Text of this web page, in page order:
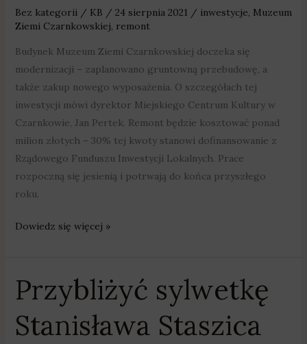
Bez kategorii/ KB / 24 sierpnia 2021 / inwestycje, Muzeum
Ziemi Czarnkowskiej, remont
Budynek Muzeum Ziemi Czarnkowskiej doczeka się
modernizacji – zaplanowano gruntowną przebudowę, a
także zakup nowego wyposażenia. O szczegółach tej
inwestycji mówi dyrektor Miejskiego Centrum Kultury w
Czarnkowie, Jan Pertek. Remont będzie kosztować ponad
milion złotych – 30% tej kwoty stanowi dofinansowanie z
Rządowego Funduszu Inwestycji Lokalnych. Prace
rozpoczną się jesienią i potrwają do końca przyszłego
roku.
Dowiedz się więcej »
Przybliżyć sylwetkę
Stanisława Staszica
Przybliżyć
sylwetkę
Stanisława
Staszica